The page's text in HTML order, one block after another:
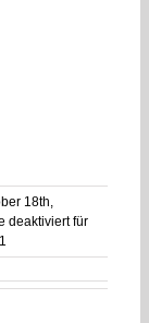
18th,
deaktiviertfür